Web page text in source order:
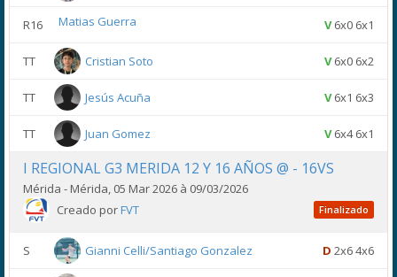
R16 Matias Guerra V6x0 6x1
TT Cristian Soto V6x0 6x2
TT Jesús Acuña V6x1 6x3
TT Juan Gomez V6x4 6x1
I REGIONAL G3 MERIDA 12 Y 16 AÑOS @ - 16VS
Mérida - Mérida, 05 Mar 2026 à 09/03/2026
Creado porFVT Finalizado
S Gianni Celli/Santiago Gonzalez D 2x6 4x6